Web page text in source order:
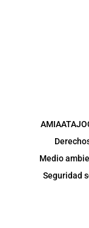
AMIAATAJO
Medio
Seguridad